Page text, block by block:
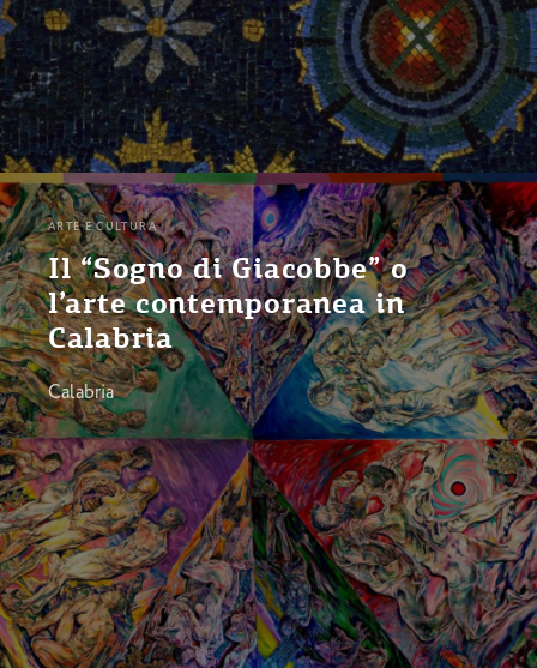
ARTE E CULTURA
Il “Sogno di Giacobbe” o
l’arte contemporanea in
Calabria
Calabria